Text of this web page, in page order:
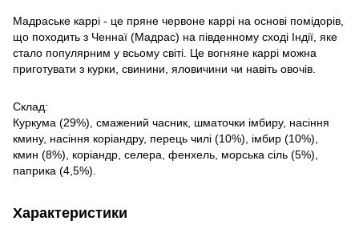
Мадраське каррі - це пряне червоне каррі на основі помідорів,
що походить з Ченнаї (Мадрас) на південному сході Індії, яке
стало популярним у всьому світі. Це вогняне каррі можна
приготувати з курки, свинини, яловичини чи навіть овочів.
Склад:
Куркума (29%), смажений часник, шматочки імбиру, насіння
кмину, насіння коріандру, перець чилі (10%), імбир (10%),
кмин (8%), коріандр, селера, фенхель, морська сіль (5%),
паприка (4,5%).
Характеристики